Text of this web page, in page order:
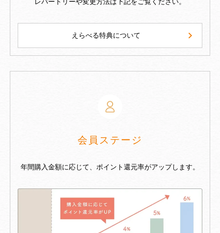
えらべる特典について
会員ステージ
年間購入金額に応じて、ポイント還元率がアップします。